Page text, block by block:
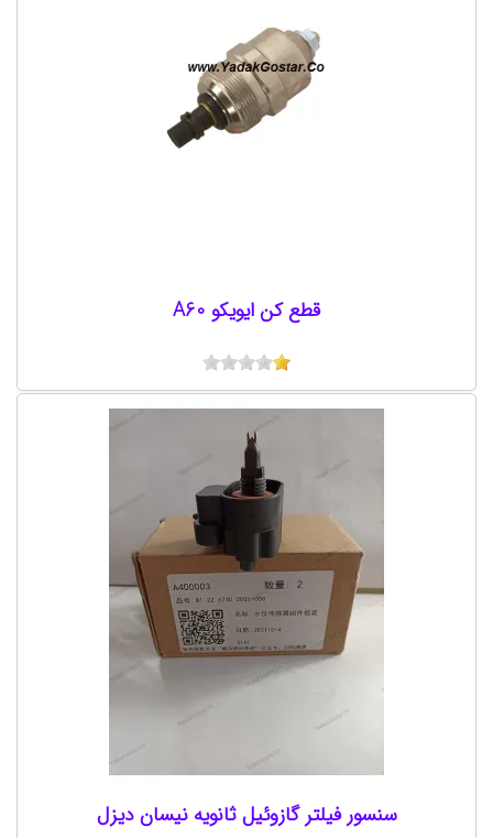
قطع کن ایویکو A60
سنسور فیلتر گازوئیل ثانویه نیسان دیزل